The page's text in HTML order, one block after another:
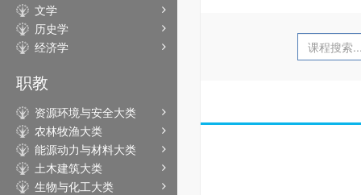
文学
历史学
经济学
职教
资源环境与安全大类
农林牧渔大类
能源动力与材料大类
土木建筑大类
生物与化工大类